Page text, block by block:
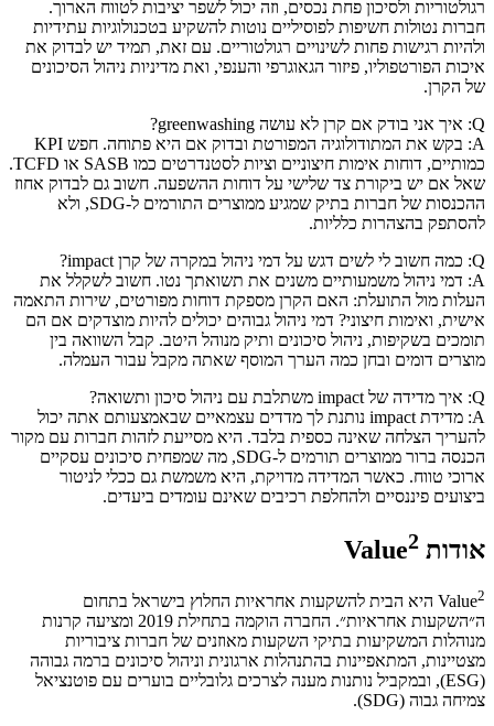
רגולטוריות ולסיכון פחת נכסים, וזה יכול לשפר יציבות לטווח הארוך.
חברות נטולות חשיפות לפוסיליים נוטות להשקיע בטכנולוגיות עתידיות
ולהיות רגישות פחות לשינויים רגולטוריים. עם זאת, תמיד יש לבדוק את
איכות הפורטפוליו, פיזור הגאוגרפי והענפי, ואת מדיניות ניהול הסיכונים
של הקרן.
Q: איך אני בודק אם קרן לא עושה greenwashing?
A: בקש את המתודולוגיה המפורטת ובדוק אם היא פתוחה. חפש KPI
כמותיים, דוחות אימות חיצוניים וציות לסטנדרטים כמו SASB או TCFD.
שאל אם יש ביקורת צד שלישי על דוחות ההשפעה. חשוב גם לבדוק אחוז
ההכנסות של חברות בתיק שמגיע ממוצרים התורמים ל-SDG, ולא
להסתפק בהצהרות כלליות.
Q: כמה חשוב לי לשים דגש על דמי ניהול במקרה של קרן impact?
A: דמי ניהול משמעותיים משנים את תשואתך נטו. חשוב לשקלל את
העלות מול התועלת: האם הקרן מספקת דוחות מפורטים, שירות התאמה
אישית, ואימות חיצוני? דמי ניהול גבוהים יכולים להיות מוצדקים אם הם
תומכים בשקיפות, ניהול סיכונים ותיק מנוהל היטב. קבל השוואה בין
מוצרים דומים ובחן כמה הערך המוסף שאתה מקבל עבור העמלה.
Q: איך מדידה של impact משתלבת עם ניהול סיכון ותשואה?
A: מדידת impact נותנת לך מדדים עצמאיים שבאמצעותם אתה יכול
להעריך הצלחה שאינה כספית בלבד. היא מסייעת לזהות חברות עם מקור
הכנסה ברור ממוצרים תורמים ל-SDG, מה שמפחית סיכונים עסקיים
ארוכי טווח. כאשר המדידה מדויקת, היא משמשת גם ככלי לניטור
ביצועים פיננסיים ולהחלפת רכיבים שאינם עומדים ביעדים.
אודות Value 2
Value2
היא הבית להשקעות אחראיות החלוץ בישראל בתחום
ה״השקעות אחראיות״. החברה הוקמה בתחילת 2019 ומציעה קרנות
מנוהלות המשקיעות בתיקי השקעות מאוזנים של חברות ציבוריות
מצטיינות, המתאפיינות בהתנהלות ארגונית וניהול סיכונים ברמה גבוהה
(ESG), ובמקביל נותנות מענה לצרכים גלובליים בוערים עם פוטנציאל
צמיחה גבוה (SDG).